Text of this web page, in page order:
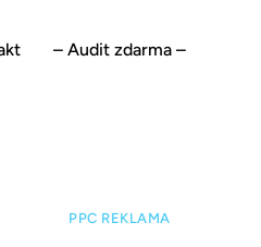
– Audit zdarma –
PPC REKLAMA